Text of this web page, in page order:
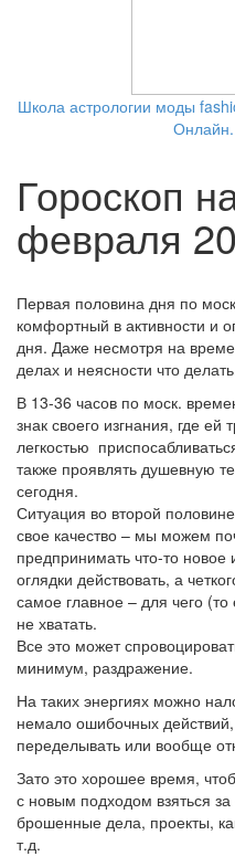
Школа астрологии моды
Онлайн.
Гороскоп
февраля
Первая половина дня по
комфортный в активности и
дня. Даже несмотря на
делах и неясности что
В 13-36 часов по моск.
знак своего изгнания, где ей
легкостью
также проявлять душевную
сегодня.
Ситуация во второй
свое качество – мы можем
предпринимать что-то
оглядки действовать, а
самое главное – для чего (то
не хватать.
Все это может
минимум, раздражение.
На таких энергиях можно
немало ошибочных
переделывать или вообще
Зато это хорошее время,
с новым подходом взяться
брошенные дела, проекты,
т.д.